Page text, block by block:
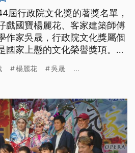
屆行政院文化獎的著獎名單，
戲國寶楊麗花、客家建築師傅
作家吳晟，行政院文化獎屬個
國家上懸的文化榮譽獎項。文
聞標題、導言及內文皆為台語
楊麗花 吳晟 ...